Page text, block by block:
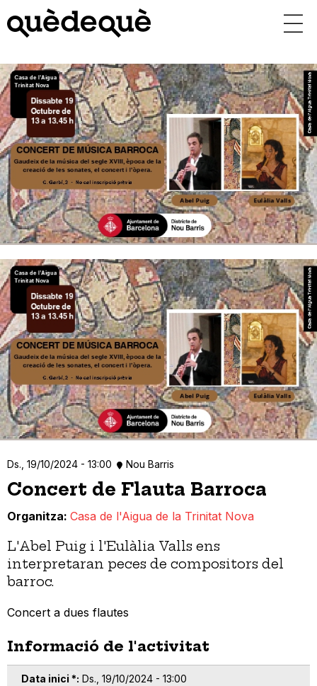
contingut
Ds., 19/10/2024 - 13:00 Nou Barris
Concert de Flauta Barroca
Organitza Casa de l'Aigua de la Trinitat Nova
L'Abel Puig i l'Eulàlia Valls ens
interpretaran peces de compositors del
barroc.
Concert a dues flautes
Informació de l'activitat
Data inici * Ds., 19/10/2024 - 13:00